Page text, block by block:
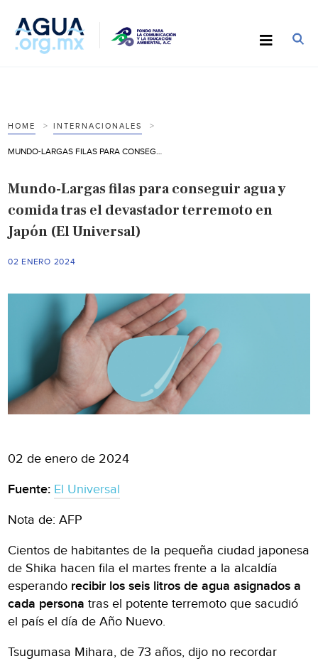
HOME INTERNACIONALES
Mundo-Largas filas para conseguir agua y
comida tras el devastador terremoto en
Japón (El Universal)
02 ENERO 2024
02 de enero de 2024
Fuente: El Universal
Nota de: AFP
Cientos de habitantes de la pequeña ciudad japonesa
de Shika hacen fila el martes frente a la alcaldía
esperando recibir los seis litros de agua asignados a
cada persona tras el potente terremoto que sacudió
el país el día de Año Nuevo.
Tsugumasa Mihara, de 73 años, dijo no recordar